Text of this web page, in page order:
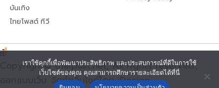
บันเทิง
ไทยโพสต์ ทีวี
Copyright© thaipost.net, All rights reserved.,
ออกแบบเว็บ จัดทำเว็บไซต์โดย iDesign
เราใช้คุกกี้เพื่อพัฒนาประสิทธิภาพ และประสบการณ์ที่ดีในการใช้
เว็บไซต์ของคุณ คุณสามารถศึกษารายละเอียดได้ที่นี่